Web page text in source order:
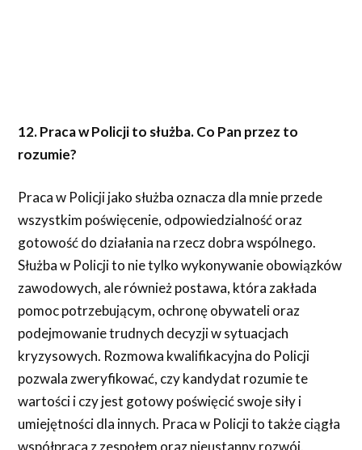
12. Praca w Policji to służba. Co Pan przez to
rozumie?
Praca w Policji jako służba oznacza dla mnie przede
wszystkim poświęcenie, odpowiedzialność oraz
gotowość do działania na rzecz dobra wspólnego.
Służba w Policji to nie tylko wykonywanie obowiązków
zawodowych, ale również postawa, która zakłada
pomoc potrzebującym, ochronę obywateli oraz
podejmowanie trudnych decyzji w sytuacjach
kryzysowych. Rozmowa kwalifikacyjna do Policji
pozwala zweryfikować, czy kandydat rozumie te
wartości i czy jest gotowy poświęcić swoje siły i
umiejętności dla innych. Praca w Policji to także ciągła
współpraca z zespołem oraz nieustanny rozwój,